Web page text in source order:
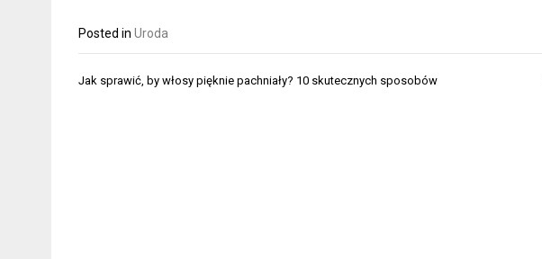
Posted in Uroda
Nawigacja
Jak sprawić, by włosy pięknie pachniały? 10 skutecznych sposobów